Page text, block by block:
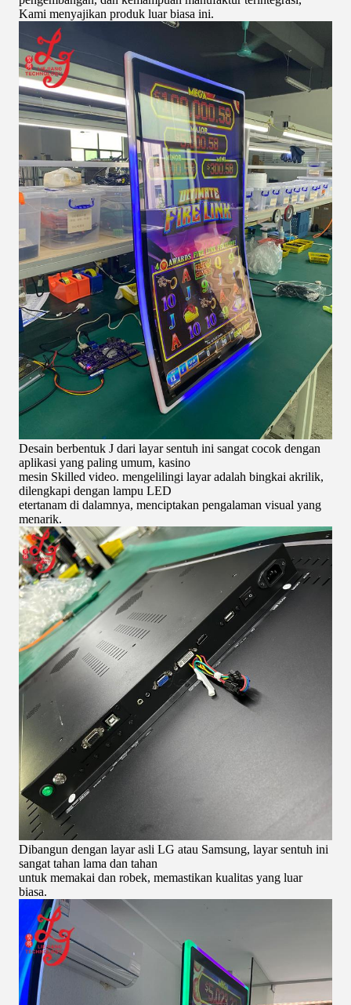
Kami menyajikan produk luar biasa ini.
Desain berbentuk J dari layar sentuh ini sangat cocok dengan
aplikasi yang paling umum, kasino
mesin Skilled video. mengelilingi layar adalah bingkai akrilik,
dilengkapi dengan lampu LED
etertanam di dalamnya, menciptakan pengalaman visual yang
menarik.
Dibangun dengan layar asli LG atau Samsung, layar sentuh ini
sangat tahan lama dan tahan
untuk memakai dan robek, memastikan kualitas yang luar
biasa.